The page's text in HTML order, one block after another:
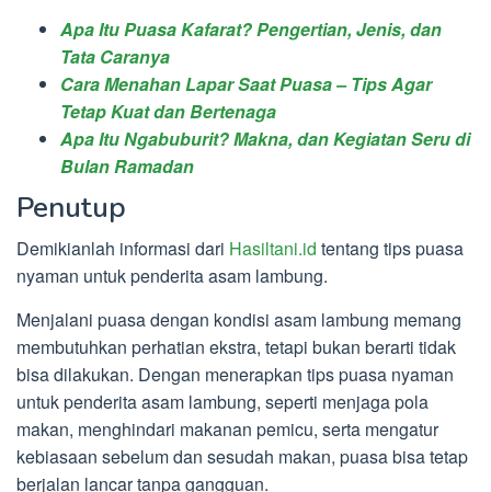
Apa Itu Puasa Kafarat? Pengertian, Jenis, dan
Tata Caranya
Cara Menahan Lapar Saat Puasa – Tips Agar
Tetap Kuat dan Bertenaga
Apa Itu Ngabuburit? Makna, dan Kegiatan Seru di
Bulan Ramadan
Penutup
Demikianlah informasi dari Hasiltani.id tentang tips puasa
nyaman untuk penderita asam lambung.
Menjalani puasa dengan kondisi asam lambung memang
membutuhkan perhatian ekstra, tetapi bukan berarti tidak
bisa dilakukan. Dengan menerapkan tips puasa nyaman
untuk penderita asam lambung, seperti menjaga pola
makan, menghindari makanan pemicu, serta mengatur
kebiasaan sebelum dan sesudah makan, puasa bisa tetap
berjalan lancar tanpa gangguan.